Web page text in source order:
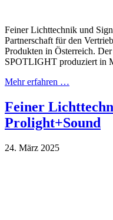
Feiner Lichttechnik und
Partnerschaft für den
Produkten in Österreich.
SPOTLIGHT produziert in
Mehr erfahren …
Feiner
Prolight+Sound
24. März 2025